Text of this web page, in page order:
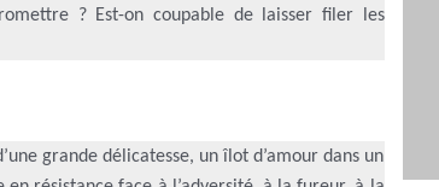
? Est-on coupable de laisser filer les
grande délicatesse, un îlot d’amour dans un